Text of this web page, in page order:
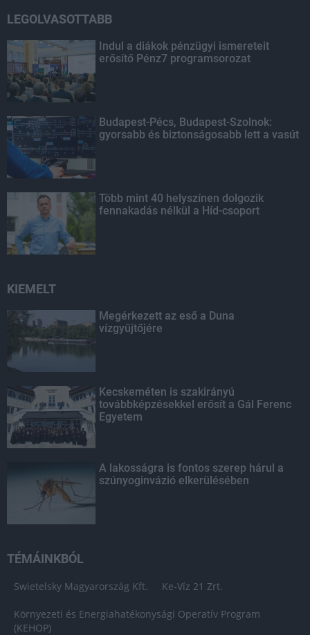
LEGOLVASOTTABB
Indul a diákok pénzügyi ismereteit
erősítő Pénz7 programsorozat
Budapest-Pécs, Budapest-Szolnok:
gyorsabb és biztonságosabb lett a vasút
Több mint 40 helyszínen dolgozik
fennakadás nélkül a Híd-csoport
KIEMELT
Megérkezett az eső a Duna
vízgyűjtőjére
Kecskeméten is szakirányú
továbbképzésekkel erősít a Gál Ferenc
Egyetem
A lakosságra is fontos szerep hárul a
szúnyoginvázió elkerülésében
TÉMÁINKBÓL
Swietelsky Magyarország Kft. Ke-Víz 21 Zrt.
Környezeti és Energiahatékonysági Operatív Program
(KEHOP)